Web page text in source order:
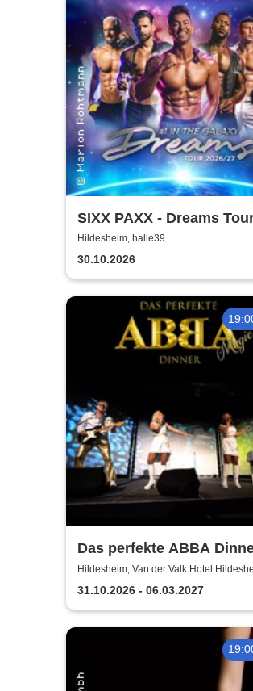
SIXX PAXX - Dreams
2026/27
Hildesheim, halle39
30.10.2026
Das perfekte ABBA
Hildesheim, Van der Valk Hotel
31.10.2026 - 06.03.2027